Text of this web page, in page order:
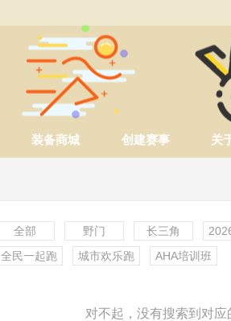
装备商城 创建赛事 关
全部 野门 长三角
全民一起跑
城市欢乐跑 AHA培训班
对不起，没有搜索到对